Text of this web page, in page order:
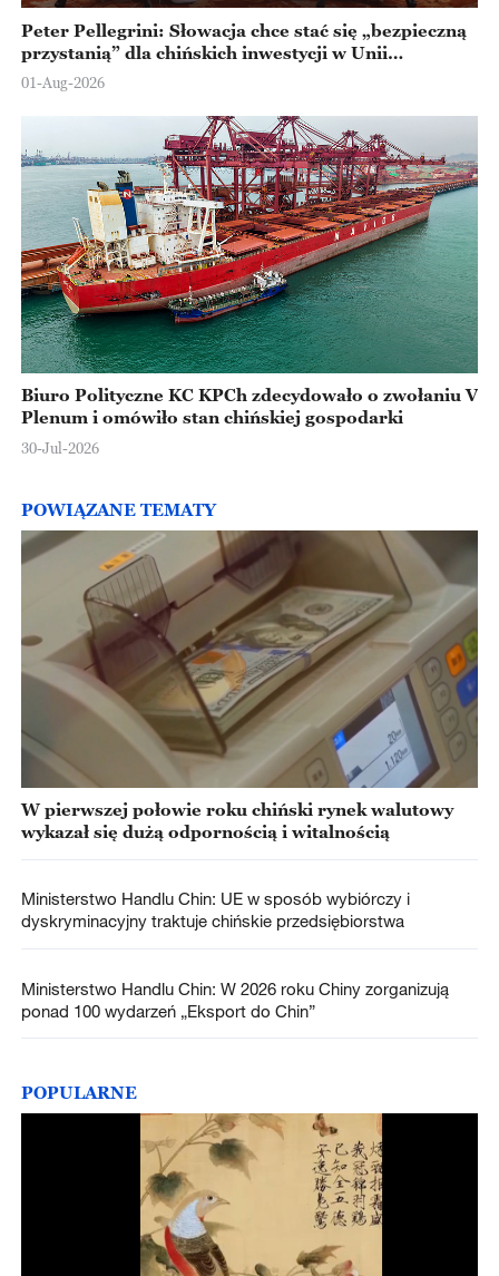
Peter Pellegrini: Słowacja chce stać się „bezpieczną
przystanią” dla chińskich inwestycji w Unii
Europejskiej
01-Aug-2026
Biuro Polityczne KC KPCh zdecydowało o zwołaniu V
Plenum i omówiło stan chińskiej gospodarki
30-Jul-2026
POWIĄZANE TEMATY
W pierwszej połowie roku chiński rynek walutowy
wykazał się dużą odpornością i witalnością
Ministerstwo Handlu Chin: UE w sposób wybiórczy i
dyskryminacyjny traktuje chińskie przedsiębiorstwa
Ministerstwo Handlu Chin: W 2026 roku Chiny zorganizują
ponad 100 wydarzeń „Eksport do Chin”
POPULARNE